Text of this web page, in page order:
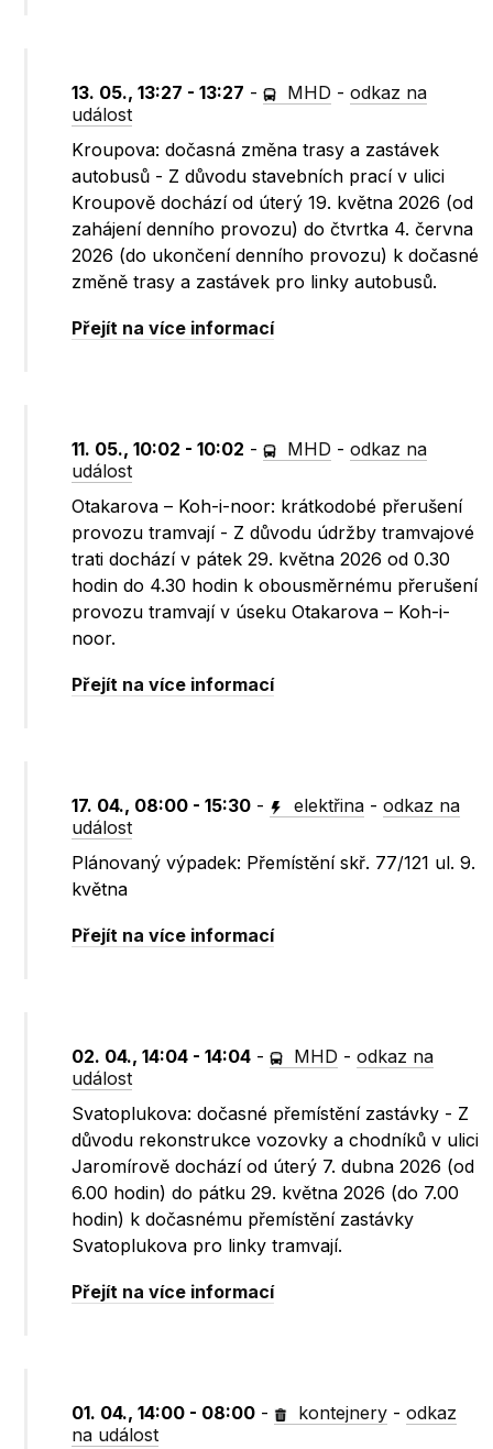
13. 05., 13:27 - 13:27 - MHD -odkaz na
událost
Kroupova: dočasná změna trasy a zastávek
autobusů - Z důvodu stavebních prací v ulici
Kroupově dochází od úterý 19. května 2026 (od
zahájení denního provozu) do čtvrtka 4. června
2026 (do ukončení denního provozu) k dočasné
změně trasy a zastávek pro linky autobusů.
Přejít na více informací
11. 05., 10:02 - 10:02 - MHD -odkaz na
událost
Otakarova – Koh-i-noor: krátkodobé přerušení
provozu tramvají - Z důvodu údržby tramvajové
trati dochází v pátek 29. května 2026 od 0.30
hodin do 4.30 hodin k obousměrnému přerušení
provozu tramvají v úseku Otakarova – Koh-i-
noor.
Přejít na více informací
17. 04., 08:00 - 15:30 - elektřina -odkaz na
událost
Plánovaný výpadek: Přemístění skř. 77/121 ul. 9.
května
Přejít na více informací
02. 04., 14:04 - 14:04 - MHD -odkaz na
událost
Svatoplukova: dočasné přemístění zastávky - Z
důvodu rekonstrukce vozovky a chodníků v ulici
Jaromírově dochází od úterý 7. dubna 2026 (od
6.00 hodin) do pátku 29. května 2026 (do 7.00
hodin) k dočasnému přemístění zastávky
Svatoplukova pro linky tramvají.
Přejít na více informací
01. 04., 14:00 - 08:00 - kontejnery -odkaz
na událost